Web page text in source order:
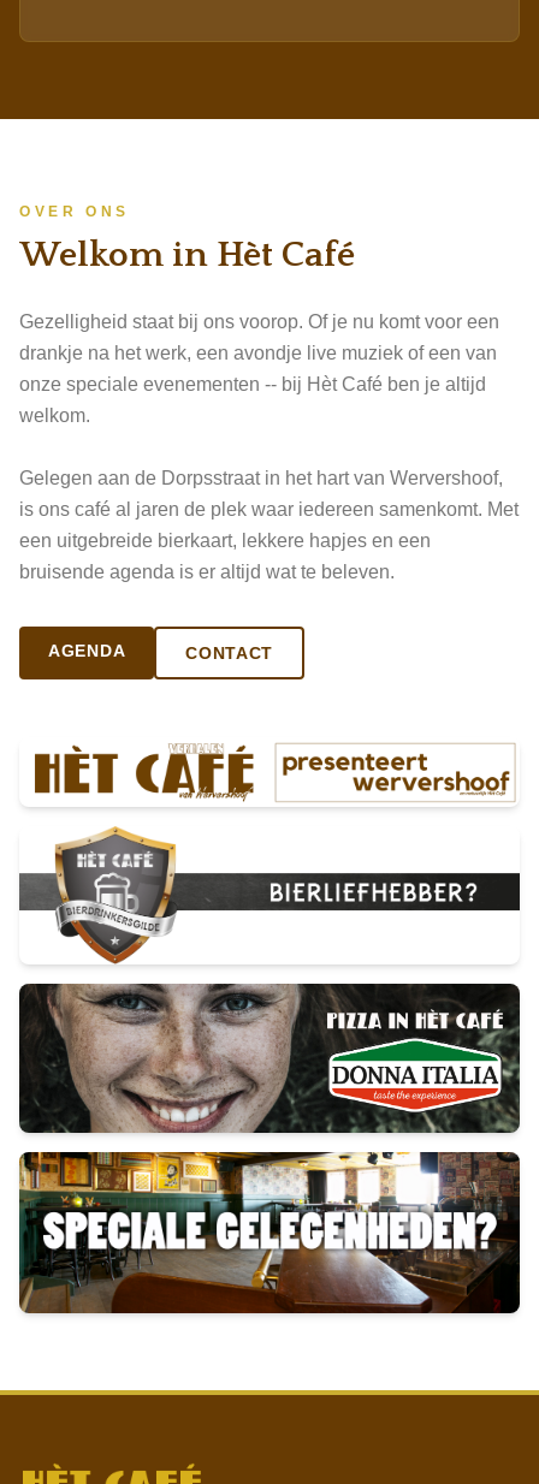
en een stapel knotsgekke liedjes meer dan genoeg. Wie
Misschien zijn ze volgens eigen zeggen de slechtste band
OVER ONS
Welkom in Hèt Café
Gezelligheid staat bij ons voorop. Of je nu komt voor een
drankje na het werk, een avondje live muziek of een van
onze speciale evenementen -- bij Hèt Café ben je altijd
welkom.
Gelegen aan de Dorpsstraat in het hart van Wervershoof,
is ons café al jaren de plek waar iedereen samenkomt. Met
een uitgebreide bierkaart, lekkere hapjes en een
bruisende agenda is er altijd wat te beleven.
AGENDA CONTACT